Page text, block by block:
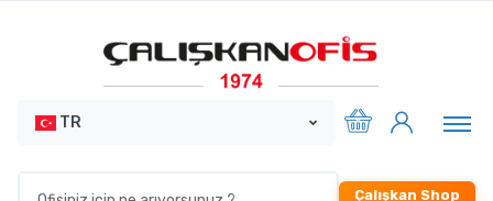
TR
Çalışkan Shop